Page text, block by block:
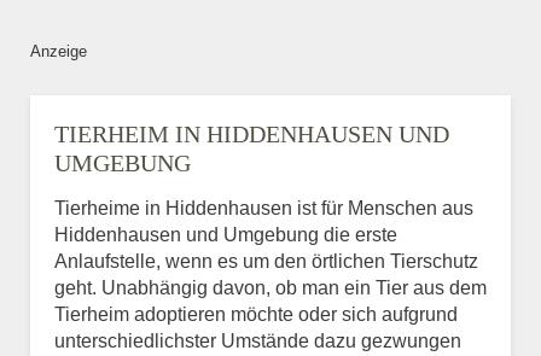
Anzeige
TIERHEIM IN HIDDENHAUSEN UND
UMGEBUNG
Tierheime in Hiddenhausen ist für Menschen aus
Hiddenhausen und Umgebung die erste
Anlaufstelle, wenn es um den örtlichen Tierschutz
geht. Unabhängig davon, ob man ein Tier aus dem
Tierheim adoptieren möchte oder sich aufgrund
unterschiedlichster Umstände dazu gezwungen